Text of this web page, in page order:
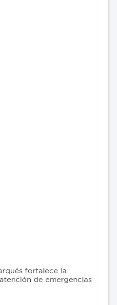
fortalece la
de emergencias